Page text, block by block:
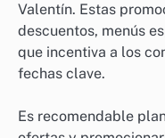
Valentín. Estas
descuentos, menús
que incentiva a los
fechas clave.
Es recomendable